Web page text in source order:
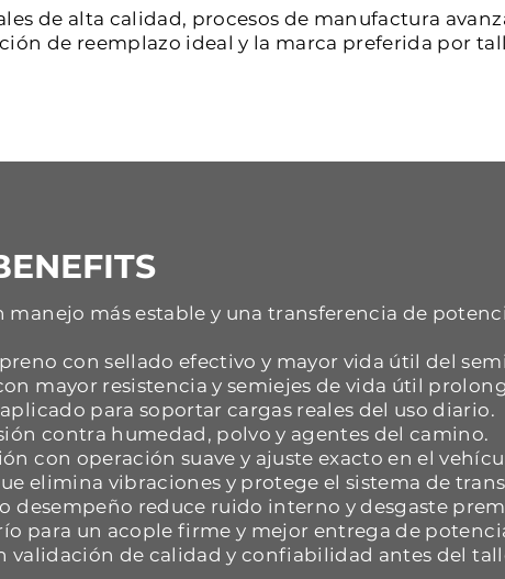
de alta calidad, procesos de manufactura
de reemplazo ideal y la marca preferida por
manejo más estable y una transferencia de
con sellado efectivo y mayor vida útil del
mayor resistencia y semiejes de vida útil
para soportar cargas reales del uso diario.
contra humedad, polvo y agentes del camino.
con operación suave y ajuste exacto en el
elimina vibraciones y protege el sistema de
desempeño reduce ruido interno y desgaste
para un acople firme y mejor entrega de
validación de calidad y confiabilidad antes del